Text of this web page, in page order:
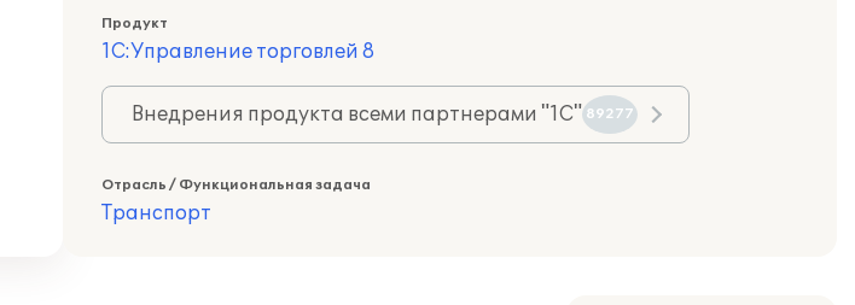
Продукт
1С:Управление торговлей 8
Внедрения продукта всеми партнерами "1С" 89277
Отрасль / Функциональная задача
Транспорт